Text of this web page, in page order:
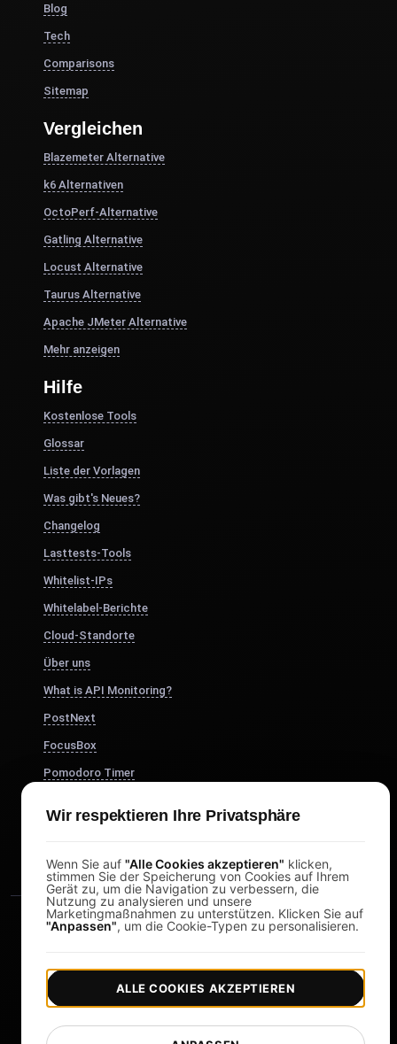
Blog
Tech
Comparisons
Sitemap
Vergleichen
Blazemeter Alternative
k6 Alternativen
OctoPerf-Alternative
Gatling Alternative
Locust Alternative
Taurus Alternative
Apache JMeter Alternative
Mehr anzeigen
Hilfe
Kostenlose Tools
Glossar
Liste der Vorlagen
Was gibt's Neues?
Changelog
Lasttests-Tools
Whitelist-IPs
Whitelabel-Berichte
Cloud-Standorte
Über uns
What is API Monitoring?
PostNext
FocusBox
Pomodoro Timer
DesignerBox
Copyright © 2026 LoadFocus | Geschäftsbedingungen |
Datenschutzrichtlinie | Datenschutz |
Wir respektieren Ihre Privatsphäre
Wenn Sie auf "Alle Cookies akzeptieren" klicken,
stimmen Sie der Speicherung von Cookies auf Ihrem
Gerät zu, um die Navigation zu verbessern, die
Nutzung zu analysieren und unsere
Marketingmaßnahmen zu unterstützen. Klicken Sie auf
"Anpassen", um die Cookie-Typen zu personalisieren.
ALLE COOKIES AKZEPTIEREN